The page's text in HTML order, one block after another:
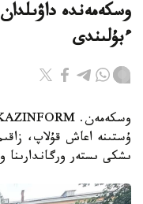
وسكەمەندە
ءبۇلىندى
ۇستىنە اعاش قۇلاپ،
ىشكى ىستەر ورگاندارىنا